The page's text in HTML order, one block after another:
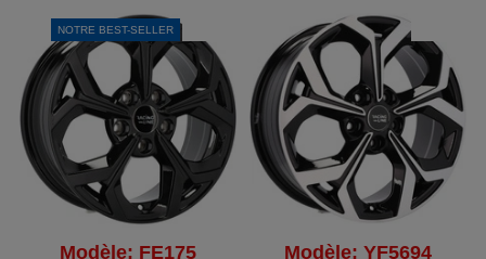
NOTRE BEST-SELLER
Modèle: FE175 Modèle: YF5694